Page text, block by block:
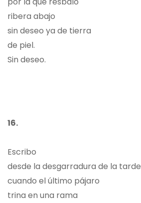
ribera abajo
sin deseo ya de tierra
de piel.
Sin deseo.
16.
Escribo
desde la desgarradura de la tarde
cuando el último pájaro
trina en una rama